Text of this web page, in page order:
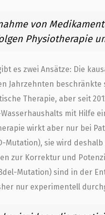
von
Physiotherapie
es zwei Ansätze: Die
Jahrzehnten beschränkte
Therapie, aber seit
mit Hilfe
wirkt aber nur bei
Mutation), sie wird
zur Korrektur und
Mutation) sind in der
nur experimentell